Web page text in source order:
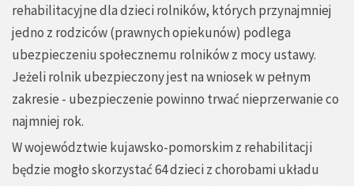
rehabilitacyjne dla dzieci rolników, których przynajmniej
jedno z rodziców (prawnych opiekunów) podlega
ubezpieczeniu społecznemu rolników z mocy ustawy.
Jeżeli rolnik ubezpieczony jest na wniosek w pełnym
zakresie - ubezpieczenie powinno trwać nieprzerwanie co
najmniej rok.
W województwie kujawsko-pomorskim z rehabilitacji
będzie mogło skorzystać 64 dzieci z chorobami układu